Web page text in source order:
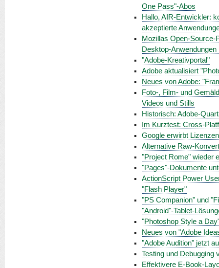
One Pass"-Abos
Hallo, AIR-Entwickler:
akzeptierte
Mozillas Open-
Desktop-
"Adobe-Kreativportal"
Adobe aktualisiert
Neues von Adobe:
Foto-, Film- und
Videos und Stills
Historisch: Adobe-
Im Kurztest: Cross-
Google erwirbt
Alternative Raw-
"Project Rome" wieder
"Pages"-Dokumente
ActionScript Power
"Flash Player"
"PS Companion" und
"Android"-Tablet-
"Photoshop Style a
Neues von "Adobe
"Adobe Audition" jetzt
Testing und Debugging
Effektivere E-Book-